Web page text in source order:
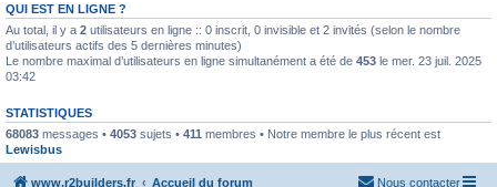
QUI EST EN LIGNE ?
Au total, il y a 2 utilisateurs en ligne :: 0 inscrit, 0 invisible et 2 invités (selon le nombre
d’utilisateurs actifs des 5 dernières minutes)
Le nombre maximal d’utilisateurs en ligne simultanément a été de 453 le mer. 23 juil. 2025
03:42
STATISTIQUES
68083 messages • 4053 sujets • 411 membres • Notre membre le plus récent est
Lewisbus
www.r2builders.fr Accueil du forum Nous contacter